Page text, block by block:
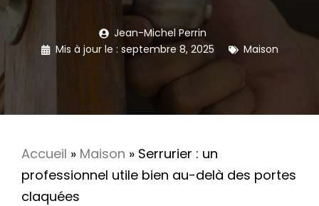
Jean-Michel Perrin
Mis à jour le : septembre 8, 2025 Maison
Accueil » Maison » Serrurier : un
professionnel utile bien au-delà des portes
claquées